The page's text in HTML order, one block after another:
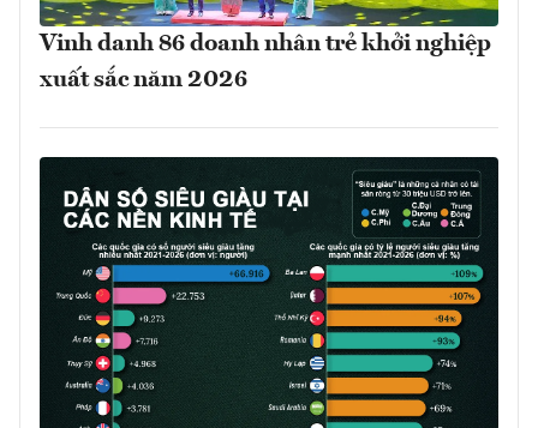
Vinh danh 86 doanh nhân trẻ khởi nghiệp
xuất sắc năm 2026